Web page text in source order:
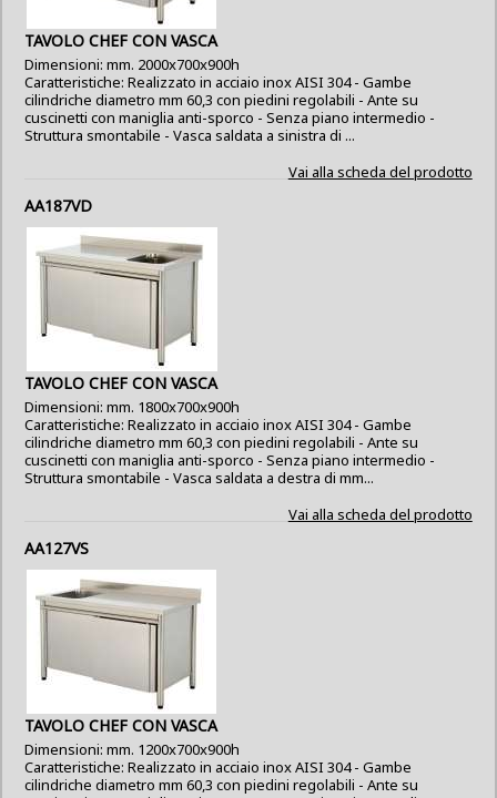
TAVOLO CHEF CON VASCA
Dimensioni: mm. 2000x700x900h
Caratteristiche: Realizzato in acciaio inox AISI 304 - Gambe
cilindriche diametro mm 60,3 con piedini regolabili - Ante su
cuscinetti con maniglia anti-sporco - Senza piano intermedio -
Struttura smontabile - Vasca saldata a sinistra di ...
Vai alla scheda del prodotto
AA187VD
TAVOLO CHEF CON VASCA
Dimensioni: mm. 1800x700x900h
Caratteristiche: Realizzato in acciaio inox AISI 304 - Gambe
cilindriche diametro mm 60,3 con piedini regolabili - Ante su
cuscinetti con maniglia anti-sporco - Senza piano intermedio -
Struttura smontabile - Vasca saldata a destra di mm...
Vai alla scheda del prodotto
AA127VS
TAVOLO CHEF CON VASCA
Dimensioni: mm. 1200x700x900h
Caratteristiche: Realizzato in acciaio inox AISI 304 - Gambe
cilindriche diametro mm 60,3 con piedini regolabili - Ante su